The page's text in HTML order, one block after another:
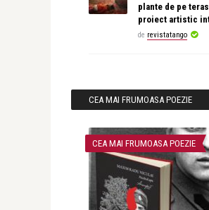
plante de pe
proiect artistic
de revistatango
CEA MAI FRUMOASA POEZIE
CEA MAI FRUMOASA POEZIE